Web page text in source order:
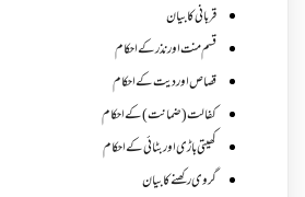
قربانی کا بیان
قسم منت اور نذر کے احکام
قصاص اور دیت کے احکام
کفالت (ضمانت) کے احکام
کھیتی باڑی اور بٹائی کے احکام
گروی رکھنے کا بیان